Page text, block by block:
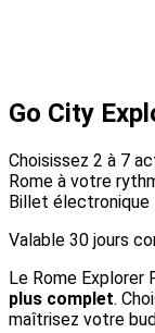
Go City
Choisissez 2 à 7
Rome à votre
Billet électronique
Valable 30 jours
Le Rome Explorer
plus complet.
maîtrisez votre